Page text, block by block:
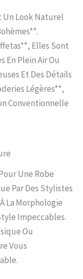
Un Look Naturel
Elles Sont
En Plein Air Ou
Et Des Détails
Légères**,
Conventionnelle
Une Robe
Par Des Stylistes
La Morphologie
Impeccables.
Ou
Vous